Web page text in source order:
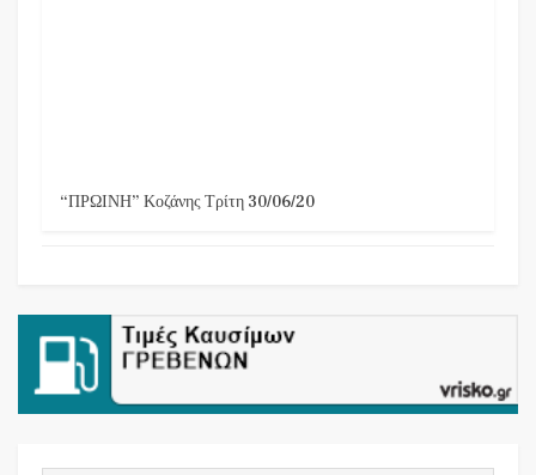
“ΠΡΩΙΝΗ” Κοζάνης Τρίτη 30/06/20